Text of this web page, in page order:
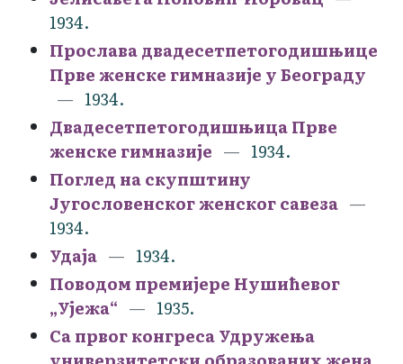
1934.
Прослава двадесетпетогодишњице
Прве женске гимназије у Београду
1934.
Двадесетпетогодишњица Прве
женске гимназије
1934.
Поглед на скупштину
Југословенског женског савеза
1934.
Удаја
1934.
Поводом премијере Нушићевог
„Ујежа“
1935.
Са првог конгреса Удружења